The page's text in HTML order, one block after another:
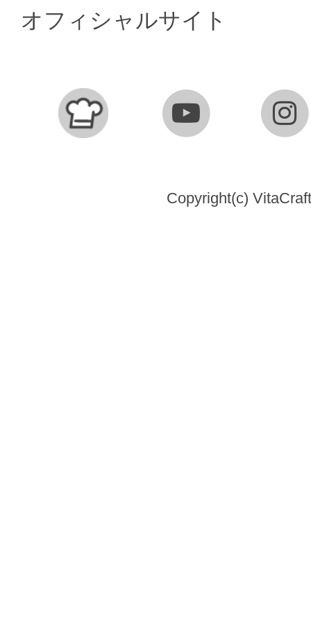
オフィシャルサイト
Copyright(c)